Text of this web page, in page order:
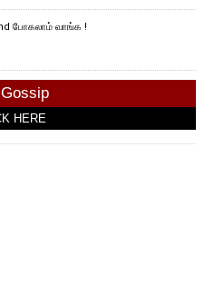
போகலாம் வாங்க !
HERE